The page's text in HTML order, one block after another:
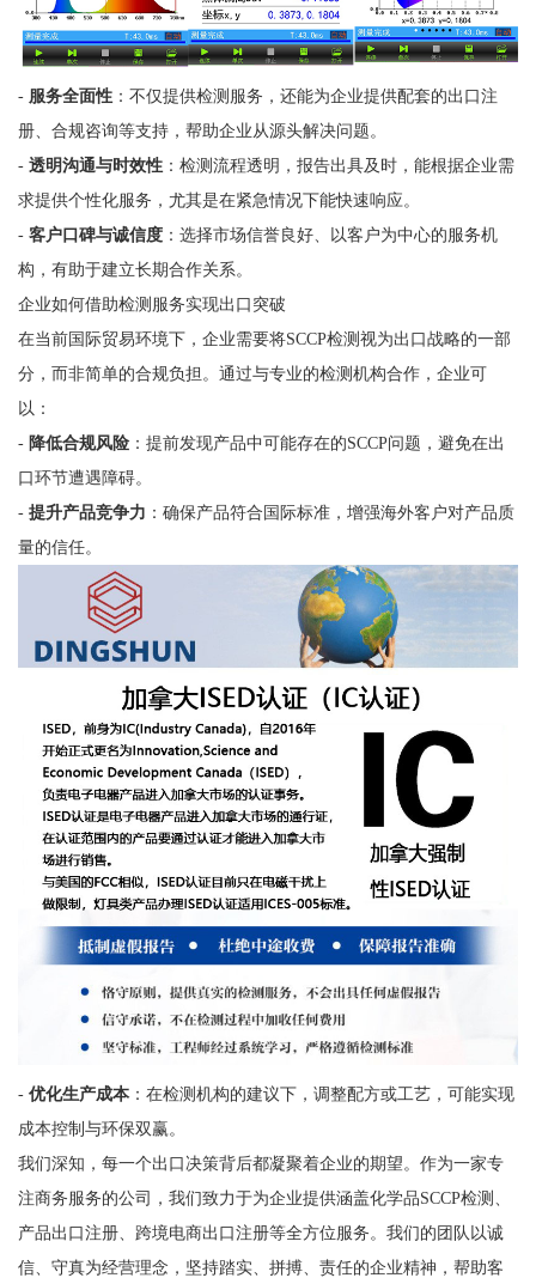
- 服务全面性：不仅提供检测服务，还能为企业提供配套的出口注
册、合规咨询等支持，帮助企业从源头解决问题。
- 透明沟通与时效性：检测流程透明，报告出具及时，能根据企业需
求提供个性化服务，尤其是在紧急情况下能快速响应。
- 客户口碑与诚信度：选择市场信誉良好、以客户为中心的服务机
构，有助于建立长期合作关系。
企业如何借助检测服务实现出口突破
在当前国际贸易环境下，企业需要将SCCP检测视为出口战略的一部
分，而非简单的合规负担。通过与专业的检测机构合作，企业可
以：
- 降低合规风险：提前发现产品中可能存在的SCCP问题，避免在出
口环节遭遇障碍。
- 提升产品竞争力 ：确保产品符合国际标准，增强海外客户对产品质
量的信任。
- 优化生产成本：在检测机构的建议下，调整配方或工艺，可能实现
成本控制与环保双赢。
我们深知，每一个出口决策背后都凝聚着企业的期望。作为一家专
注商务服务的公司，我们致力于为企业提供涵盖化学品SCCP检测、
产品出口注册、跨境电商出口注册等全方位服务。我们的团队以诚
信、守真为经营理念，坚持踏实、拼搏、责任的企业精神，帮助客